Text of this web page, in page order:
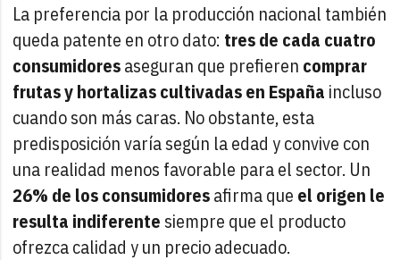
La preferencia por la producción nacional también
queda patente en otro dato: tres de cada cuatro
consumidoresaseguran que prefieren comprar
frutas y hortalizas cultivadas en España incluso
cuando son más caras. No obstante, esta
predisposición varía según la edad y convive con
una realidad menos favorable para el sector. Un
26% de los consumidoresafirma que el origen le
resulta indiferente siempre que el producto
ofrezca calidad y un precio adecuado.